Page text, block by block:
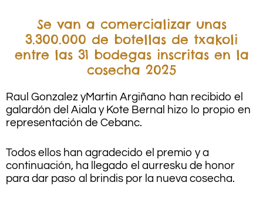
Se van a comercializar unas
3.300.000 de botellas de txakoli
entre las 31 bodegas inscritas en la
cosecha 2025
Raul Gonzalez yMartin Argiñano han recibido el
galardón del Aiala y Kote Bernal hizo lo propio en
representación de Cebanc.
Todos ellos han agradecido el premio y a
continuación, ha llegado el aurresku de honor
para dar paso al brindis por la nueva cosecha.